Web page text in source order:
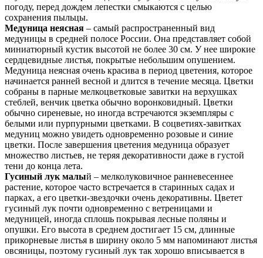
погоду, перед дождем лепестки смыкаются с целью
сохранения пыльцы.
Медуница неясная – самый распространенный вид
медуницы в средней полосе России. Она представляет собой
миниатюрный кустик высотой не более 30 см. У нее широкие
сердцевидные листья, покрытые небольшим опушением.
Медуница неясная очень красива в период цветения, которое
начинается ранней весной и длится в течение месяца. Цветки
собраны в парные мелкоцветковые завитки на верхушках
стеблей, венчик цветка обычно воронковидный. Цветки
обычно сиреневые, но иногда встречаются экземпляры с
белыми или пурпурными цветками. В соцветиях-завитках
медуниц можно увидеть одновременно розовые и синие
цветки. После завершения цветения медуница образует
множество листьев, не теряя декоративности даже в густой
тени до конца лета.
Гусиный лук малый – мелколуковичное ранневесеннее
растение, которое часто встречается в старинных садах и
парках, а его цветки-звездочки очень декоративны. Цветет
гусиный лук почти одновременно с ветреницами и
медуницей, иногда сплошь покрывая лесные поляны и
опушки. Его высота в среднем достигает 15 см, длинные
прикорневые листья в ширину около 5 мм напоминают листья
овсяницы, поэтому гусиный лук так хорошо вписывается в